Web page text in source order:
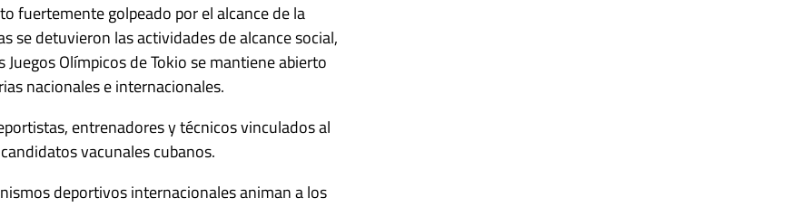
fuertemente golpeado por el alcance de la
se detuvieron las actividades de alcance social,
Olímpicos de Tokio se mantiene abierto
nacionales e internacionales.
entrenadores y técnicos vinculados al
vacunales cubanos.
deportivos internacionales animan a los